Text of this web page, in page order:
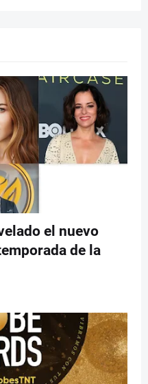
el nuevo
de la